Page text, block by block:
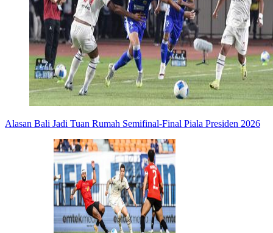
Alasan Bali Jadi Tuan Rumah Semifinal-Final Piala Presiden 2026